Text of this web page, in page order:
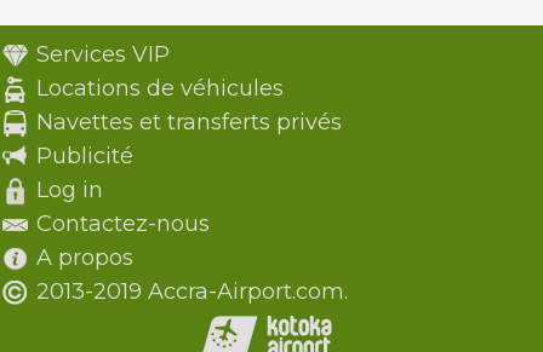
Services VIP
Locations de véhicules
Navettes et transferts privés
Publicité
Log in
Contactez-nous
A propos
2013-2019 Accra-Airport.com.